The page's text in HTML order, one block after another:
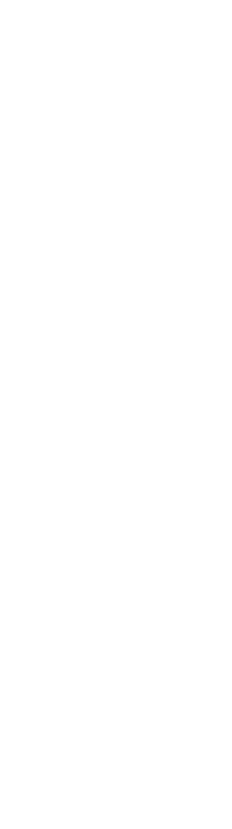
Barczewo, Bardo,